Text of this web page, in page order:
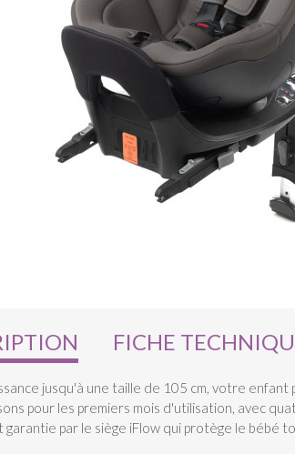
FICHE
jusqu'à une taille de 105 cm, votre
pour les premiers mois d'utilisation, avec
par le siège iFlow qui protège le bébé